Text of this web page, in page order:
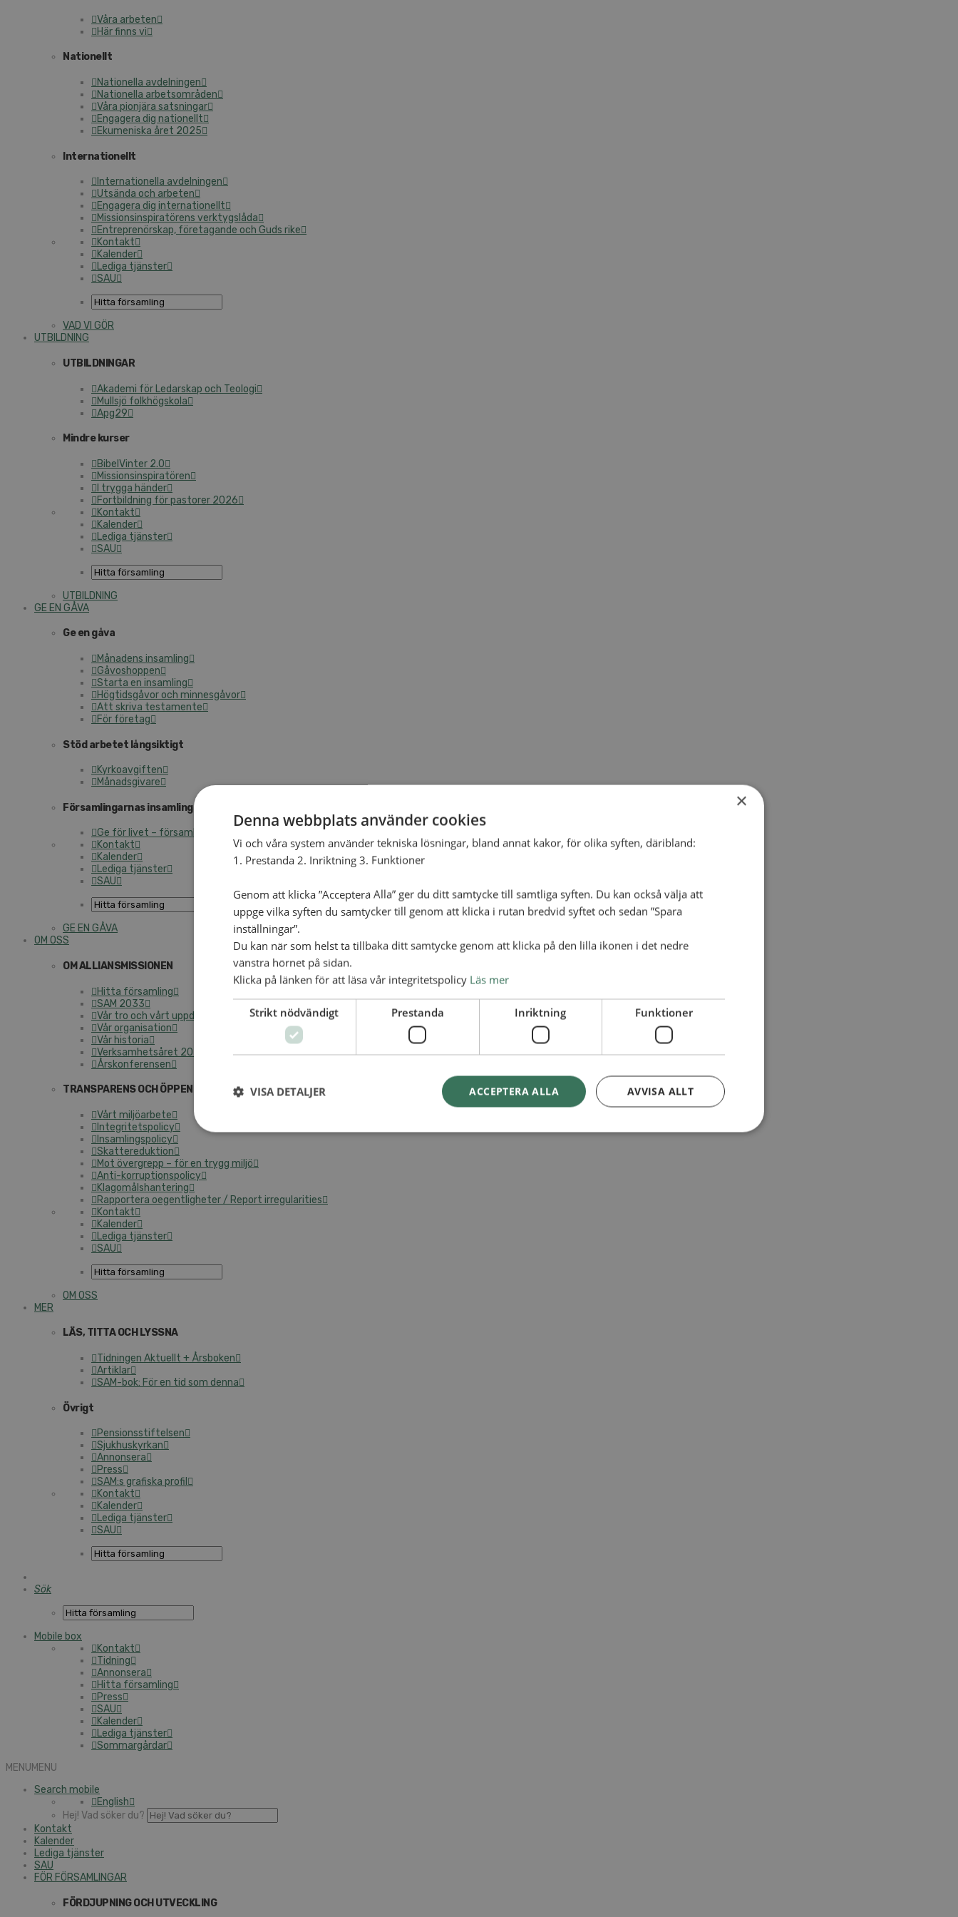
Våra ar­be­ten
Här finns vi
Na­tio­nellt
Na­tio­nel­la av­del­ning­en
Na­tio­nel­la ar­bets­om­rå­den
Våra pi­on­jä­ra sats­ning­ar
En­ga­ge­ra dig na­tio­nellt
Eku­me­nis­ka året 2025
In­ter­na­tio­nellt
In­ter­na­tio­nel­la av­del­ning­en
Ut­sän­da och ar­be­ten
En­ga­ge­ra dig in­ter­na­tio­nellt
Mis­sions­in­spi­ra­tö­rens verk­tygs­lå­da
Ent­re­pre­nör­skap, fö­re­ta­gan­de och Guds rike
Kon­takt
Ka­len­der
Le­di­ga tjäns­ter
SAU
VAD VI GÖR
UT­BILD­NING
UT­BILD­NING­AR
Aka­de­mi för Le­dar­skap och Te­o­lo­gi
Mull­s­jö folk­hög­sko­la
Apg29
Mind­re kur­ser
Bi­bel­Vin­ter 2.0
Mis­sions­in­spi­ra­tö­ren
I tryg­ga hän­der
Fort­bild­ning för pas­to­rer 2026
Kon­takt
Ka­len­der
Le­di­ga tjäns­ter
SAU
UT­BILD­NING
GE EN GÅVA
Ge en gåva
Må­na­dens in­sam­ling
Gå­voshop­pen
Star­ta en in­sam­ling
Hög­tids­gå­vor och min­nes­gå­vor
Att skri­va tes­ta­men­te
För fö­re­tag
Stöd ar­be­tet lång­sik­tigt
Kyr­ko­av­gif­ten
Må­nads­gi­va­re
För­sam­ling­ar­nas in­sam­lings­ar­be­te
Ge för livet – för­sam­ling­ens in­sam­ling
Kon­takt
Ka­len­der
Le­di­ga tjäns­ter
SAU
GE EN GÅVA
OM OSS
OM AL­LI­ANS­MIS­SIO­NEN
Hitta för­sam­ling
SAM 2033
Vår tro och vårt upp­drag
Vår or­ga­ni­sa­tion
Vår histo­ria
Verk­sam­hets­å­ret 2025
Års­kon­fe­ren­sen
TRANS­PA­RENS OCH ÖP­PEN­HET
Vårt mil­jö­ar­be­te
In­tegri­tets­po­li­cy
In­sam­lings­po­li­cy
Skat­te­re­duk­tion
Mot över­grepp – för en trygg miljö
An­ti-kor­rup­tions­po­li­cy
Kla­gomåls­han­te­ring
Rap­por­te­ra oe­gent­lig­he­ter / Re­port ir­re­gu­la­ri­ti­es
Kon­takt
Ka­len­der
Le­di­ga tjäns­ter
SAU
OM OSS
MER
LÄS, TITTA OCH LYSS­NA
Tid­ning­en Ak­tu­ellt + Års­bo­ken
Ar­tik­lar
SAM-bok: För en tid som denna
Öv­rigt
Pen­sions­stif­tel­sen
Sjuk­hu­s­kyr­kan
An­non­se­ra
Press
SAM:s gra­fis­ka pro­fil
Kon­takt
Ka­len­der
Le­di­ga tjäns­ter
SAU
Sök
Mo­bi­le box
Kon­takt
Tid­ning
An­non­se­ra
Hitta för­sam­ling
Press
SAU
Ka­len­der
Le­di­ga tjäns­ter
Som­mar­går­dar
MENUMENU
Se­arch mo­bi­le
Eng­lish
Hej! Vad söker du?
Kon­takt
Ka­len­der
Le­di­ga tjäns­ter
SAU
FÖR FÖR­SAM­LING­AR
FÖR­DJUP­NING OCH UT­VECK­LING
×
Denna webbplats använder cookies
Vi och våra system använder tekniska lösningar, bland annat kakor, för olika syften, däribland:
1. Prestanda 2. Inriktning 3. Funktioner
Genom att klicka ”Acceptera Alla” ger du ditt samtycke till samtliga syften. Du kan också välja att
uppge vilka syften du samtycker till genom att klicka i rutan bredvid syftet och sedan ”Spara
inställningar”.
Du kan när som helst ta tillbaka ditt samtycke genom att klicka på den lilla ikonen i det nedre
vänstra hörnet på sidan.
Klicka på länken för att läsa vår integritetspolicy Läs mer
Strikt nödvändigt Prestanda Inriktning Funktioner
ACCEPTERA ALLA AVVISA ALLT
VISA DETALJER